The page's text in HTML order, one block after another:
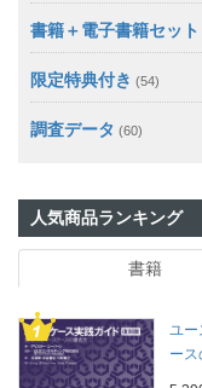
書籍＋電子書籍セット
限定特典付き (54)
調査データ (60)
人気商品ランキング
書籍
ユ
ー